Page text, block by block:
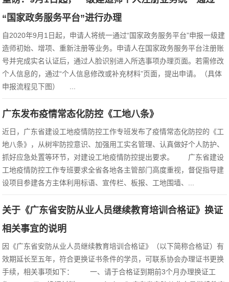
“国家政务服务平台”进行办理
自2020年9月1日起，申请人将统一通过“国家政务服务平台”申报一级建
造师初始、增项、重新注册等业务。申请人在国家政务服务平台注册账
号并完成实名认证后，通过人脸识别进入所选事项办理页面。若需修改
个人信息的，通过“个人信息修改或补充材料”页面，提出申请。（具体
申报流程见下图） ...
广东发布疫情常态化防控《工地八条》
近日，广东省建设工地疫情防控工作专班发布了疫情常态化防控的《工
地八条》，从树牢防控意识、加强用工实名管理、认真做好个人防护、
抓好应急处置等环节，对建设工地疫情防控提出要求。 广东省建设
工地疫情防控工作专班要求全省各地各主管部门高度重视，督促指导建
设项目参建各方主体利用标语、宣传栏、板报、工地围墙、...
关于《广东省安防从业人员继续教育培训合格证》换证
相关事宜的说明
因《广东省安防从业人员继续教育培训合格证》（以下简称合格证）有
效期延长至五年，符合更换证书条件的学员，可联系协会办理证书更换
手续，相关事项如下： 一、请于合格证到期前3个月办理换证工